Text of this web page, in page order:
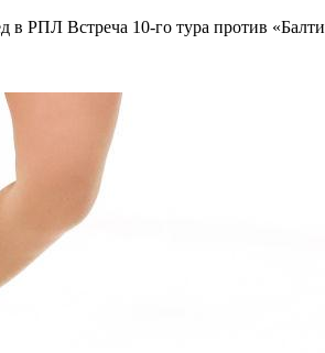
РПЛ Встреча 10-го тура против